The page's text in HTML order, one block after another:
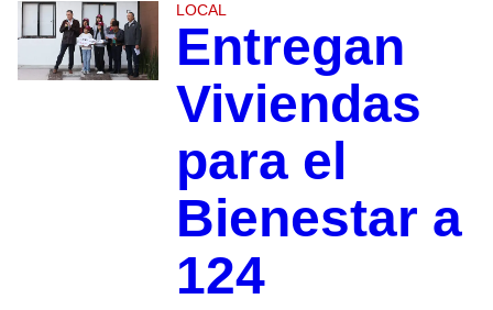
LOCAL
Entregan
Viviendas
para el
Bienestar a
124